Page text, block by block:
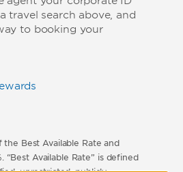
travel search above, and
to booking your
Best Available Rate and
“Best Available Rate” is defined